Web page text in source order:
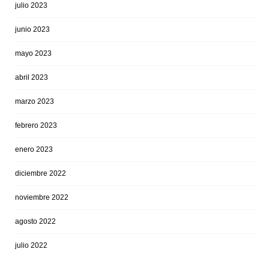
julio 2023
junio 2023
mayo 2023
abril 2023
marzo 2023
febrero 2023
enero 2023
diciembre 2022
noviembre 2022
agosto 2022
julio 2022